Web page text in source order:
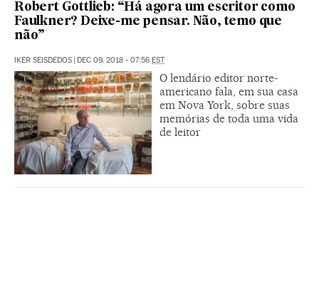
Robert Gottlieb: “Há agora um escritor como
Faulkner? Deixe-me pensar. Não, temo que
não”
IKER SEISDEDOS | DEC 09, 2018 - 07:56 EST
O lendário editor norte-
americano fala, em sua casa
em Nova York, sobre suas
memórias de toda uma vida
de leitor